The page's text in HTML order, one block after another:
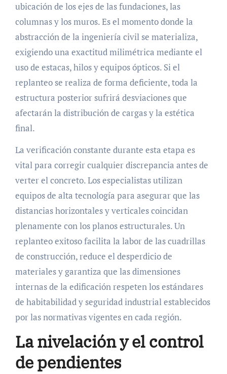
ubicación de los ejes de las fundaciones, las
columnas y los muros. Es el momento donde la
abstracción de la ingeniería civil se materializa,
exigiendo una exactitud milimétrica mediante el
uso de estacas, hilos y equipos ópticos. Si el
replanteo se realiza de forma deficiente, toda la
estructura posterior sufrirá desviaciones que
afectarán la distribución de cargas y la estética
final.
La verificación constante durante esta etapa es
vital para corregir cualquier discrepancia antes de
verter el concreto. Los especialistas utilizan
equipos de alta tecnología para asegurar que las
distancias horizontales y verticales coincidan
plenamente con los planos estructurales. Un
replanteo exitoso facilita la labor de las cuadrillas
de construcción, reduce el desperdicio de
materiales y garantiza que las dimensiones
internas de la edificación respeten los estándares
de habitabilidad y seguridad industrial establecidos
por las normativas vigentes en cada región.
La nivelación y el control
de pendientes